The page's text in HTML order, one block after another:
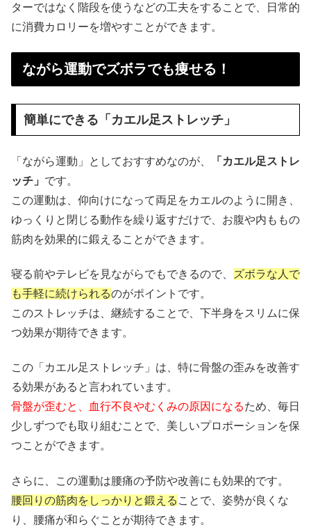
ターではなく階段を使うなどの工夫をすることで、日常的
に消費カロリーを増やすことができます。
ながら運動でズボラでも痩せる！
簡単にできる「カエル足ストレッチ」
「ながら運動」としておすすめなのが、
「カエル足ストレ
ッチ」 です。
この運動は、仰向けになって両足をカエルのように開き、
ゆっくりと閉じる動作を繰り返すだけで、お腹や内ももの
筋肉を効果的に鍛えることができます。
寝る前やテレビを見ながらでもできるので、
ズボラな人で
も手軽に続けられるのがポイントです。
このストレッチは、継続することで、下半身をスリムに保
つ効果が期待できます。
この「カエル足ストレッチ」は、特に骨盤の歪みを改善す
る効果があると言われています。
骨盤が歪むと、血行不良やむくみの原因になるため、毎日
少しずつでも取り組むことで、美しいプロポーションを保
つことができます。
さらに、この運動は腰痛の予防や改善にも効果的です。
腰回りの筋肉をしっかりと鍛える ことで、姿勢が良くな
り、腰痛が和らぐことが期待できます。